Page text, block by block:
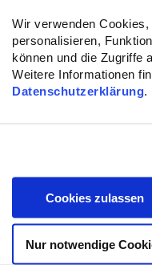
Wir verwenden
personalisieren,
können und die Zugriffe
Weitere Informationen
Datenschutzerklärung
Cookies zulassen
Nur notwendige
Monitoring –